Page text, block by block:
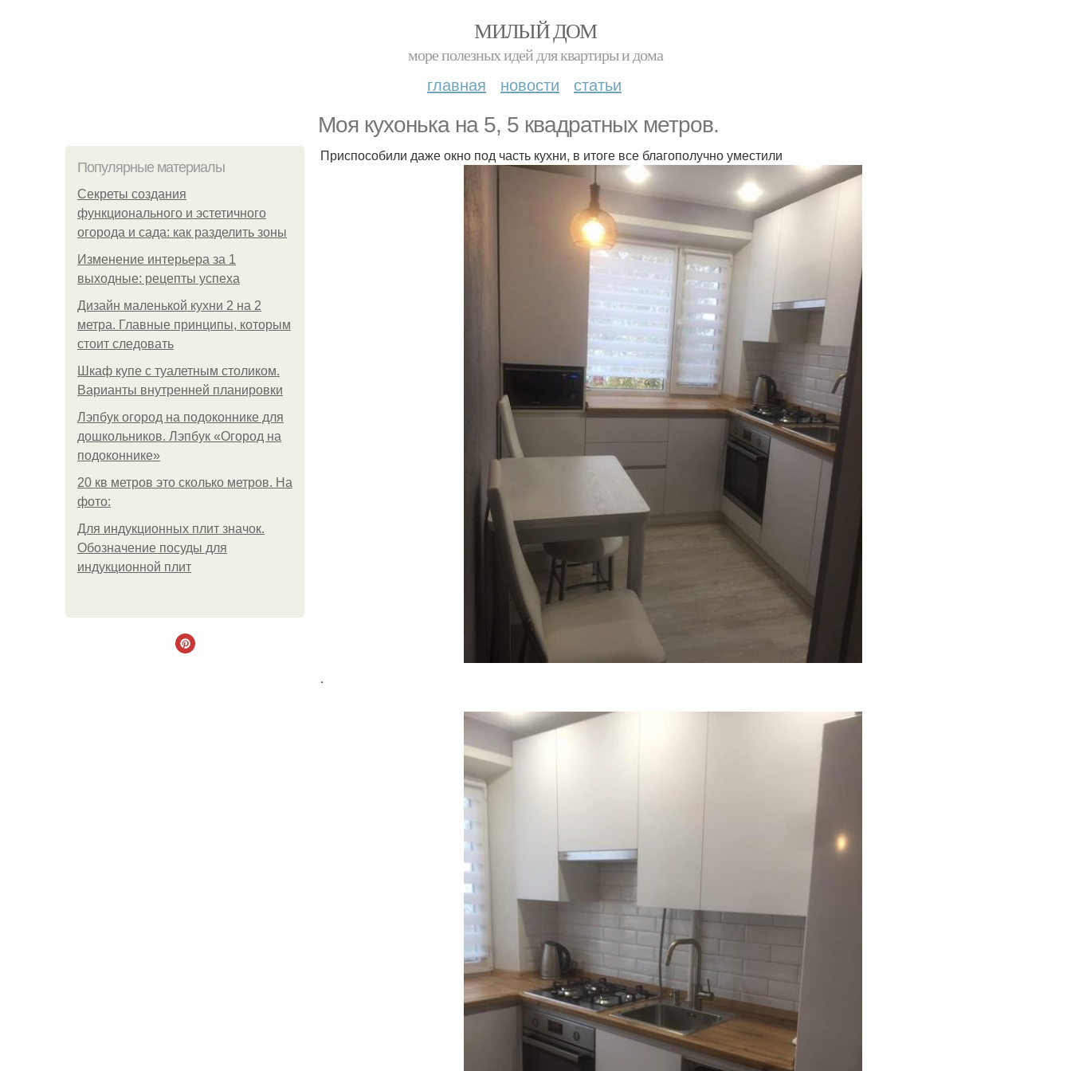
МИЛЫЙ ДОМ
море полезных идей для квартиры и дома
главная новости статьи
Моя кухонька на 5, 5 квадратных метров.
Популярные материалы
Секреты создания
функционального и эстетичного
огорода и сада: как разделить зоны
Изменение интерьера за 1
выходные: рецепты успеха
Дизайн маленькой кухни 2 на 2
метра. Главные принципы, которым
стоит следовать
Шкаф купе с туалетным столиком.
Варианты внутренней планировки
Лэпбук огород на подоконнике для
дошкольников. Лэпбук «Огород на
подоконнике»
20 кв метров это сколько метров. На
фото:
Для индукционных плит значок.
Обозначение посуды для
индукционной плит
Приспособили даже окно под часть кухни, в итоге все благополучно уместили
.